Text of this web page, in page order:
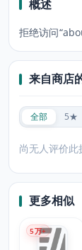
概述
拒绝访问
来自商店
全部 5★
尚无人评价此
更多相似
5万+